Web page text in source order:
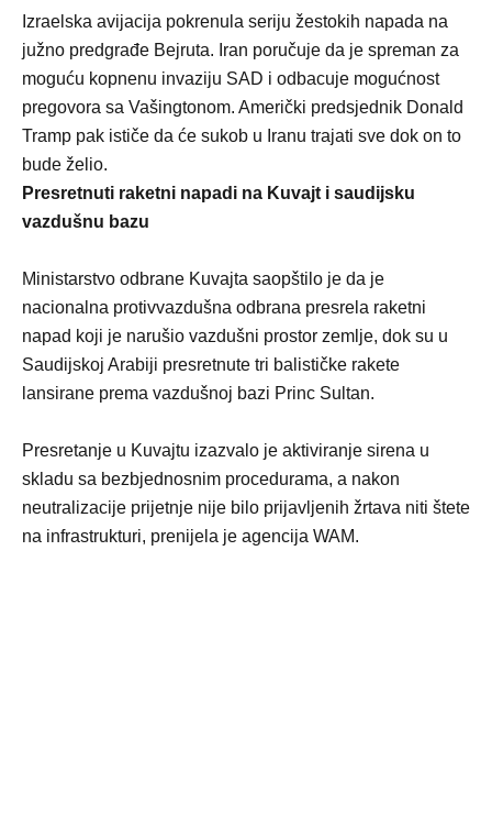
Izraelska avijacija pokrenula seriju žestokih napada na
južno predgrađe Bejruta. Iran poručuje da je spreman za
moguću kopnenu invaziju SAD i odbacuje mogućnost
pregovora sa Vašingtonom. Američki predsjednik Donald
Tramp pak ističe da će sukob u Iranu trajati sve dok on to
bude želio.
Presretnuti raketni napadi na Kuvajt i saudijsku
vazdušnu bazu
Ministarstvo odbrane Kuvajta saopštilo je da je
nacionalna protivvazdušna odbrana presrela raketni
napad koji je narušio vazdušni prostor zemlje, dok su u
Saudijskoj Arabiji presretnute tri balističke rakete
lansirane prema vazdušnoj bazi Princ Sultan.
Presretanje u Kuvajtu izazvalo je aktiviranje sirena u
skladu sa bezbjednosnim procedurama, a nakon
neutralizacije prijetnje nije bilo prijavljenih žrtava niti štete
na infrastrukturi, prenijela je agencija WAM.